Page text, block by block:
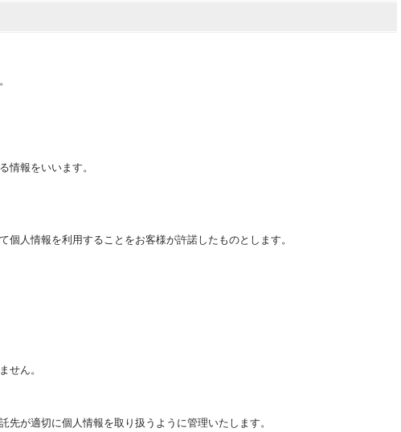
情報をいいます。
人情報を利用することをお客様が許諾したものとします。
せん。
が適切に個人情報を取り扱うように管理いたします。